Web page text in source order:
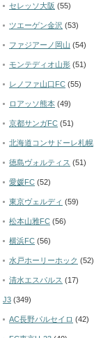
セレッソ大阪 (55)
ツエーゲン金沢 (53)
ファジアーノ岡山 (54)
モンテディオ山形 (51)
レノファ山口FC (55)
ロアッソ熊本 (49)
京都サンガFC (51)
北海道コンサドーレ札幌
徳島ヴォルティス (51)
愛媛FC (52)
東京ヴェルディ (59)
松本山雅FC (56)
横浜FC (56)
水戸ホーリーホック (52)
清水エスパルス (17)
J3 (349)
AC長野パルセイロ (42)